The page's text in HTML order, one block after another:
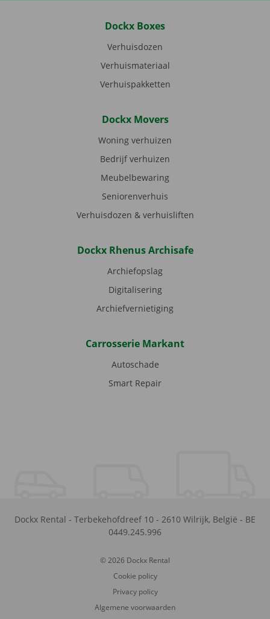
Dockx Boxes
Verhuisdozen
Verhuismateriaal
Verhuispakketten
Dockx Movers
Woning verhuizen
Bedrijf verhuizen
Meubelbewaring
Seniorenverhuis
Verhuisdozen & verhuisliften
Dockx Rhenus Archisafe
Archiefopslag
Digitalisering
Archiefvernietiging
Carrosserie Markant
Autoschade
Smart Repair
Dockx Rental - Terbekehofdreef 10 - 2610 Wilrijk, België - BE
0449.245.996
© 2026 Dockx Rental
Cookie policy
Privacy policy
Algemene voorwaarden